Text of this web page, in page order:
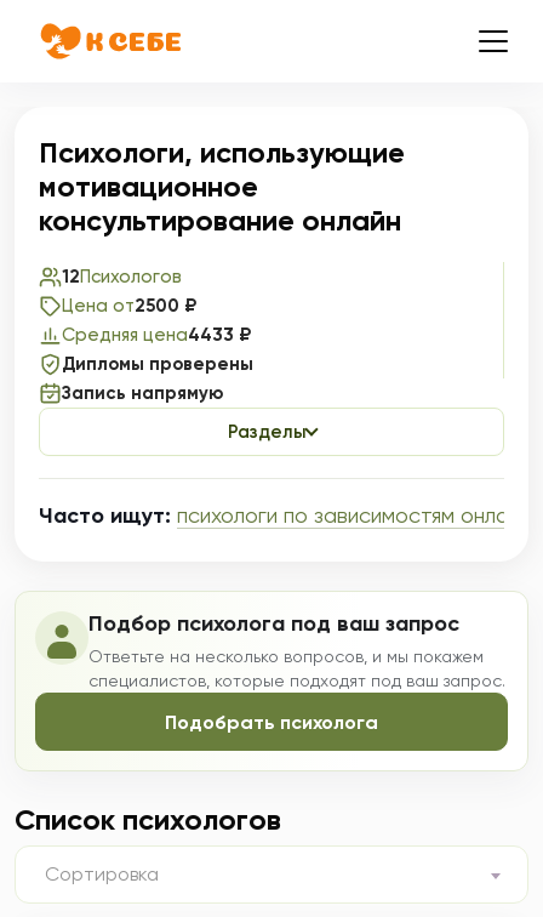
Психологи, использующие
мотивационное
консультирование онлайн
12Психологов
Цена от2500 ₽
Средняя цена4433 ₽
Дипломы проверены
Запись напрямую
Разделы
Часто ищут: психологи по зависимостям онлайн
Подбор психолога под ваш запрос
Ответьте на несколько вопросов, и мы покажем
специалистов, которые подходят под ваш запрос.
Подобрать психолога
Список психологов
Сортировка